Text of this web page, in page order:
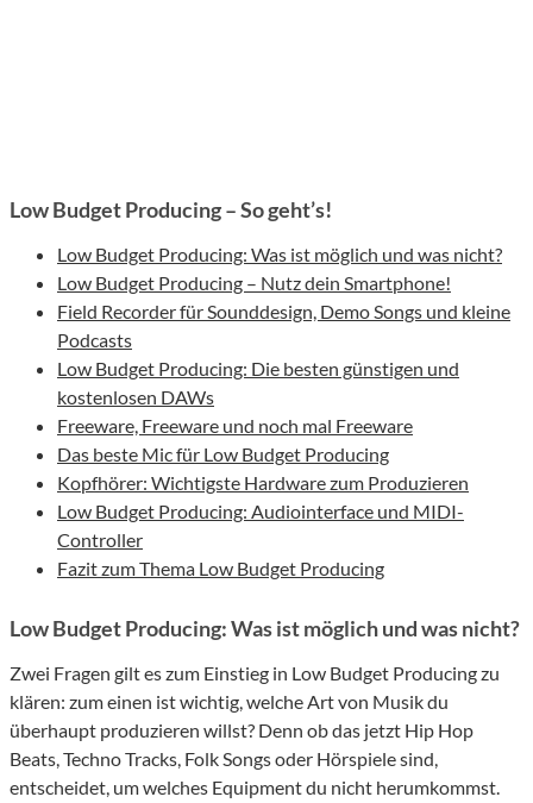
Low Budget Producing – So geht’s!
Low Budget Producing: Was ist möglich und was nicht?
Low Budget Producing – Nutz dein Smartphone!
Field Recorder für Sounddesign, Demo Songs und kleine
Podcasts
Low Budget Producing: Die besten günstigen und
kostenlosen DAWs
Freeware, Freeware und noch mal Freeware
Das beste Mic für Low Budget Producing
Kopfhörer: Wichtigste Hardware zum Produzieren
Low Budget Producing: Audiointerface und MIDI-
Controller
Fazit zum Thema Low Budget Producing
Low Budget Producing: Was ist möglich und was nicht?
Zwei Fragen gilt es zum Einstieg in Low Budget Producing zu
klären: zum einen ist wichtig, welche Art von Musik du
überhaupt produzieren willst? Denn ob das jetzt Hip Hop
Beats, Techno Tracks, Folk Songs oder Hörspiele sind,
entscheidet, um welches Equipment du nicht herumkommst.